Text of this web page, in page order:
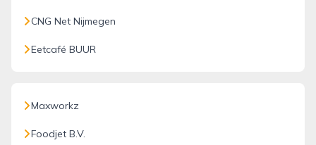
CNG Net Nijmegen
Eetcafé BUUR
Maxworkz
Foodjet B.V.